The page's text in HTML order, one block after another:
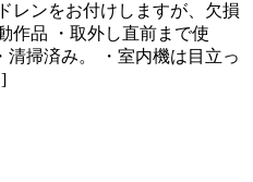
レンをお付けしますが、欠損
作品 ・取外し直前まで使
清掃済み。 ・室内機は目立っ